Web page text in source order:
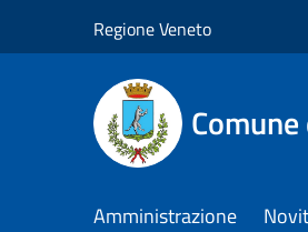
Regione Veneto
Amministrazione